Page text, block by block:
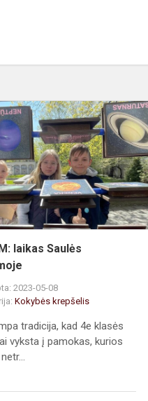
laikas Saulės
2023-05-08
Kokybės krepšelis
tradicija, kad 4e klasės
vyksta į pamokas, kurios